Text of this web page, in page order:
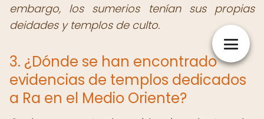
embargo, los sumerios tenían sus propias
deidades y templos de culto.
3. ¿Dónde se han encontrado
evidencias de templos dedicados
a Ra en el Medio Oriente?